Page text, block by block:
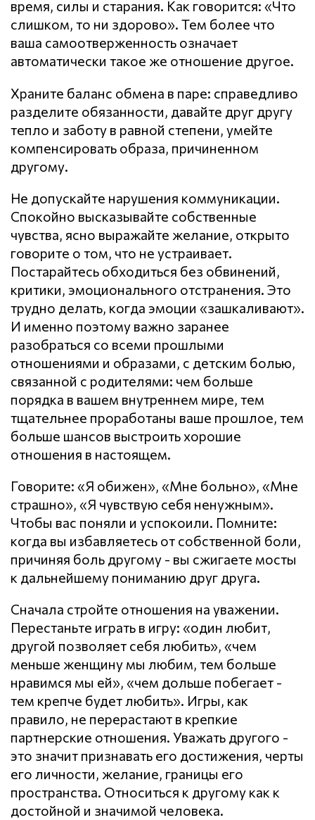
время, силы и старания. Как говорится: «Что
слишком, то ни здорово». Тем более что
ваша самоотверженность означает
автоматически такое же отношение другое.
Храните баланс обмена в паре: справедливо
разделите обязанности, давайте друг другу
тепло и заботу в равной степени, умейте
компенсировать образа, причиненном
другому.
Не допускайте нарушения кoммyникaции.
Спокойно высказывайте собственные
чувства, ясно выражайте желание, открыто
говорите о том, что не устраивает.
Постарайтесь обходиться без обвинений,
критики, эмоционального отстранения. Это
трудно делать, когда эмоции «зашкаливают».
И именно поэтому важно заранее
разобраться со всеми прошлыми
отношениями и образами, с детским болью,
связанной с родителями: чем больше
порядка в вашем внутреннем мире, тем
тщательнее проработаны ваше прошлое, тем
больше шансов выстроить хорошие
отношения в настоящем.
Говорите: «Я обижен», «Мне больно», «Мне
страшно», «Я чувствую себя ненужным».
Чтобы вас поняли и успокоили. Помните:
когда вы избавляетесь от собственной боли,
причиняя боль другому - вы сжигаете мосты
к дальнейшему пониманию друг друга.
Сначала стройте отношения на уважении.
Перестаньте играть в игру: «один любит,
другой позволяет себя любить», «чем
меньше женщину мы любим, тем больше
нравимся мы ей», «чем дольше побегает -
тем крепче будет любить». Игры, как
правило, не перерастают в крепкие
партнерские отношения. Уважать другого -
это значит признавать его достижения, черты
его личности, желание, границы его
пространства. Относиться к другому как к
достойной и значимой человека.